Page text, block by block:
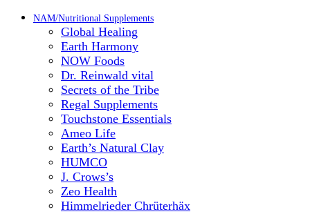
NAM/Nutritional Supplements
Global Healing
Earth Harmony
NOW Foods
Dr. Reinwald vital
Secrets of the Tribe
Regal Supplements
Touchstone Essentials
Ameo Life
Earth’s Natural Clay
HUMCO
J. Crows’s
Zeo Health
Himmelrieder Chrüterhäx